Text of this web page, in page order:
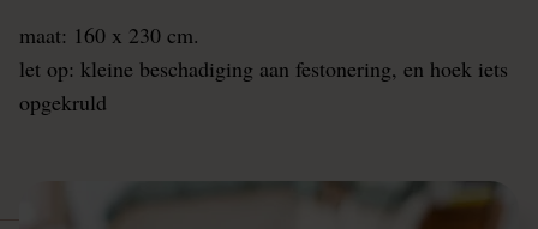
maat: 160 x 230 cm.
let op: kleine beschadiging aan festonering, en hoek iets
opgekruld